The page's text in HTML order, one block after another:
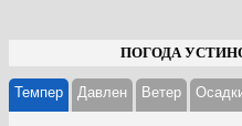
ПОГОДА
Темпер Давлен Ветер